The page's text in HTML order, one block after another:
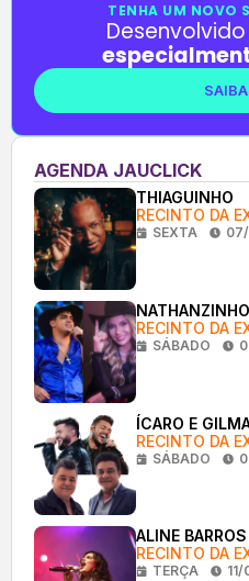
TENHA UM NOVO
AGENDA JAUCLICK
THIAGUINHO
RECINTO DA
SEXTA
RECINTO DA
SÁBADO
ÍCARO E
RECINTO DA
SÁBADO
ALINE BARROS
RECINTO DA
TERÇA